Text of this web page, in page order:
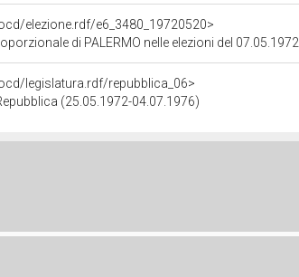
elezione.rdf/e6_3480_19720520>
di PALERMO nelle elezioni del 07.05.1972
legislatura.rdf/repubblica_06>
(25.05.1972-04.07.1976)